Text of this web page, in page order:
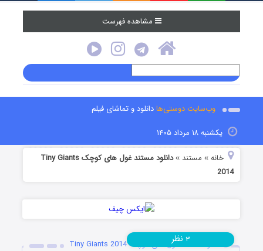
مشاهده فهرست
وب‌سایت دوستی‌هادانلود و تماشای فیلم
یکشنبه ۱۸ مرداد ۱۴۰۵
خانه » مستند »
دانلود مستند غول های کوچک Tiny Giants
2014
دانلود مستند غول های کوچک Tiny Giants 2014
۳ نظر